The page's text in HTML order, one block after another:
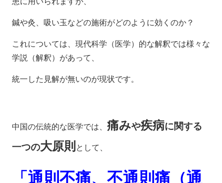
鍼や灸、吸い玉などの施術がどのように効くのか？
これについては、現代科学（医学）的な解釈では様々な
学説（解釈）があって、
統一した見解が無いのが現状です。
中国の伝統的な医学では、 痛みや疾病に関する
一つの大原則 として、
「通則不痛、不通則痛（通